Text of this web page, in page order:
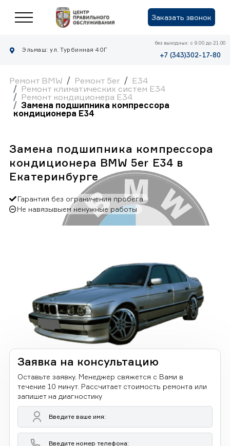
Заказать звонок
Эльмаш: ул. Турбинная 40Г
без выходных: с 9.00 до 21.00
+7 (343)302-17-80
Ремонт BMW Ремонт 5er
E34
Ремонт климатических систем E34
Ремонт кондиционера E34
Замена подшипника компрессора
кондиционера E34
Замена подшипника компрессора
кондиционера BMW 5er E34 в
Екатеринбурге
Гарантия без ограничения пробега
Не навязывыем ненужные работы
Заявка на консультацию
Оставьте заявку. Менеджер свяжется с Вами в
течение 10 минут. Рассчитает стоимость ремонта или
запишет на диагностику